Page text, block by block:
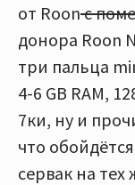
от Roonс
донора Roon
три пальца
4-6 GB RAM,
7ки, ну и
что
сервак на